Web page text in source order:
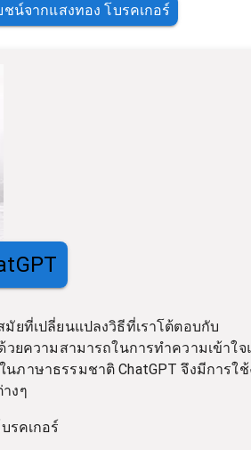
น์จากแสงทอง โบรคเกอร์
มัยที่เปลี่ยนแปลงวิธีที่เราโต้ตอบกับ
วยความสามารถในการทำความเข้าใจ
ภาษาธรรมชาติ ChatGPT จึงมีการใ
งๆ
รคเกอร์